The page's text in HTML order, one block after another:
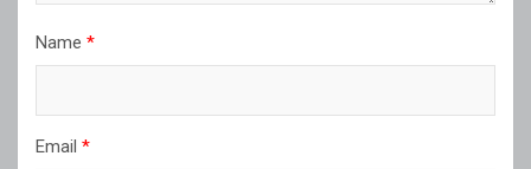
Name *
Email *